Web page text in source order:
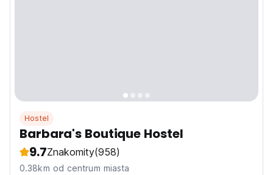
Hostel
Barbara's Boutique Hostel
9.7Znakomity(958)
0.38km od centrum miasta